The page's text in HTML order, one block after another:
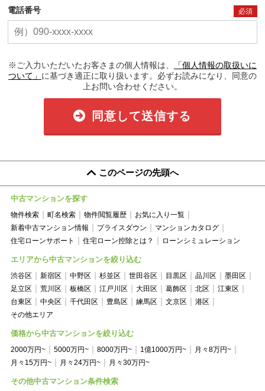
電話番号 必須
※ご入力いただいたお客さまの個人情報は、
「個人情報の取扱いに
ついて」 に基づき適正に取り扱います。必ずお読みになり、同意の
上お問い合わせください。
同意して送信する
このページの先頭へ
中古マンションを探す
物件検索 町名検索 物件閲覧履歴
お気に入り一覧
新着中古マンション情報
プライスダウン
マンションカタログ
住宅ローンサポート
住宅ローン控除とは？ ローンシミュレーション
エリアから中古マンションを絞り込む
渋谷区 新宿区 中野区 杉並区 世田谷区 目黒区 品川区
墨田区
足立区
荒川区 板橋区 江戸川区 大田区 葛飾区 北区
江東区
台東区
中央区 千代田区 豊島区 練馬区 文京区
港区
その他エリア
価格から中古マンションを絞り込む
2000万円~ 5000万円~ 8000万円~ 1億1000万円~
月々8万円~
月々15万円~
月々24万円~ 月々30万円~
その他中古マンション条件検索